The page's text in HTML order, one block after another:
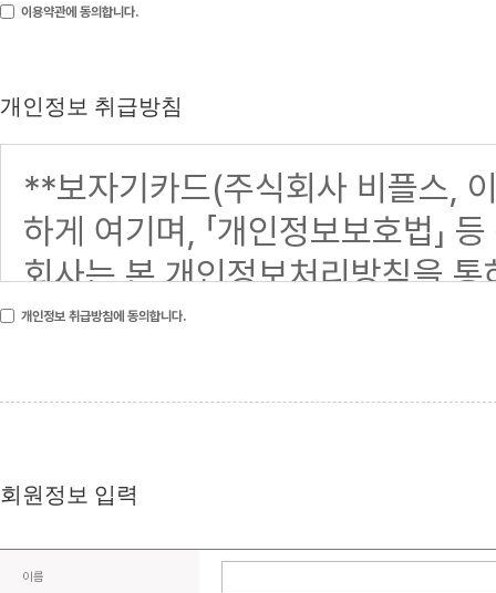
이용약관에 동의합니다.
개인정보 취급방침
개인정보 취급방침에 동의합니다.
회원정보 입력
이름